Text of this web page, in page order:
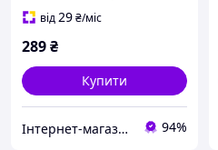
від29₴/міс
289₴
Купити
Інтернет-магазин "Lucky Store" 94%